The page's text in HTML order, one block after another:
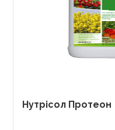
Нутрісол Протеон